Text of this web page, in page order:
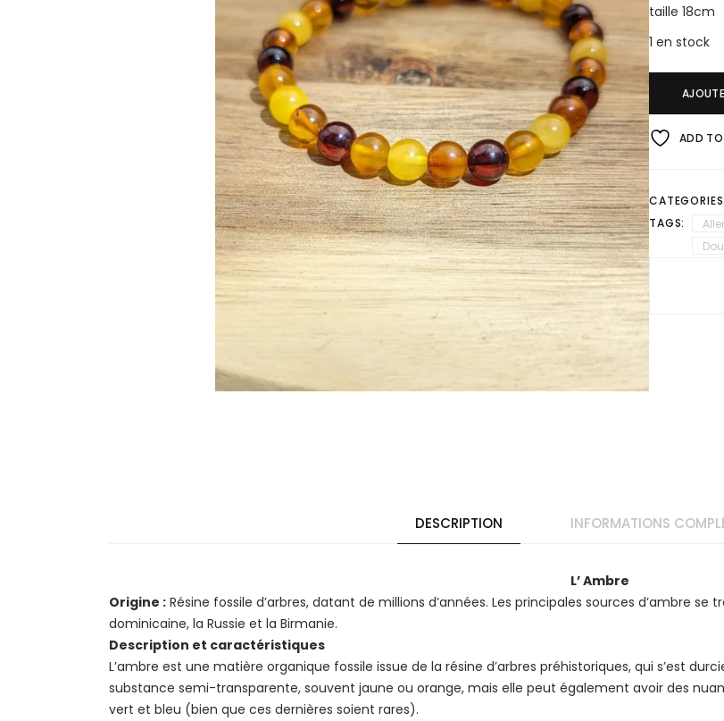
taille 18cm
1 en stock
ADD TO
CATEGORIES:
TAGS:
DESCRIPTION INFORMATIONS
L’ Ambre
Origine : Résine fossile d’arbres, datant de millions d’années. Les principales sources d’ambre
dominicaine, la Russie et la Birmanie.
Description et caractéristiques
L’ambre est une matière organique fossile issue de la résine d’arbres préhistoriques, qui s’est
substance semi-transparente, souvent jaune ou orange, mais elle peut également avoir des
vert et bleu (bien que ces dernières soient rares).